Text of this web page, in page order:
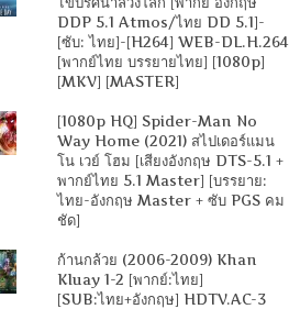
DDP 5.1 Atmos/ไทย DD 5.1]-
[ซับ: ไทย]-[H264] WEB-DL.H.264
[พากย์ไทย บรรยายไทย] [1080p]
[MKV] [MASTER]
[1080p HQ] Spider-Man No
Way Home (2021) สไปเดอร์แมน
โน เวย์ โฮม [เสียงอังกฤษ DTS-5.1 +
พากย์ไทย 5.1 Master] [บรรยาย:
ไทย-อังกฤษ Master + ซับ PGS คม
ชัด]
ก้านกล้วย (2006-2009) Khan
Kluay 1-2 [พากย์:ไทย]
[SUB:ไทย+อังกฤษ] HDTV.AC-3